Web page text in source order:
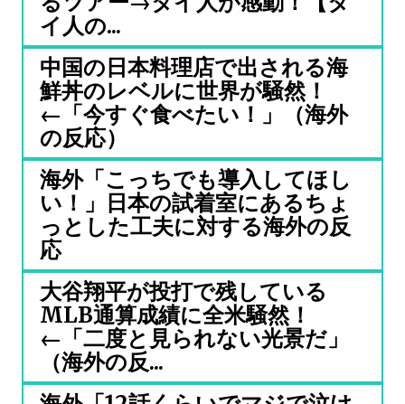
イ人の...
中国の日本料理店で出される海
鮮丼のレベルに世界が騒然！
←「今すぐ食べたい！」（海外
の反応）
海外「こっちでも導入してほし
い！」日本の試着室にあるちょ
っとした工夫に対する海外の反
応
大谷翔平が投打で残している
MLB通算成績に全米騒然！
←「二度と見られない光景だ」
（海外の反...